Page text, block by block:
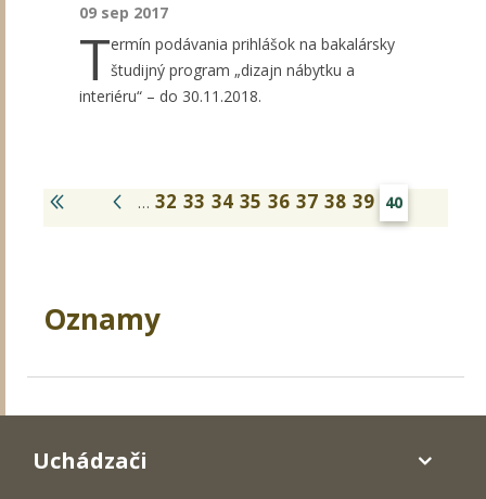
09 sep 2017
Termín podávania prihlášok na bakalársky
študijný program „dizajn nábytku a
interiéru“ – do 30.11.2018.
… 32 33 34 35 36 37 38 39 40
Oznamy
Uchádzači